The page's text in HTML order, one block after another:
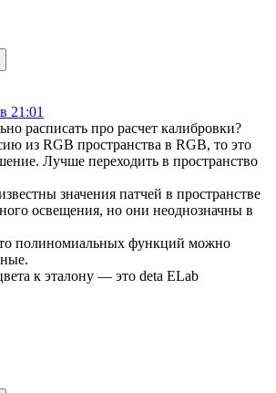
21:01
расписать про расчет калибровки?
из RGB пространства в RGB, то это
Лучше переходить в пространство
значения патчей в пространстве
освещения, но они неоднозначны в
полиномиальных функций можно
к эталону — это deta ELab